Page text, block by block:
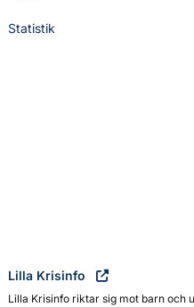
Statistik
Lilla Krisinfo
Lilla Krisinfo riktar sig mot barn och